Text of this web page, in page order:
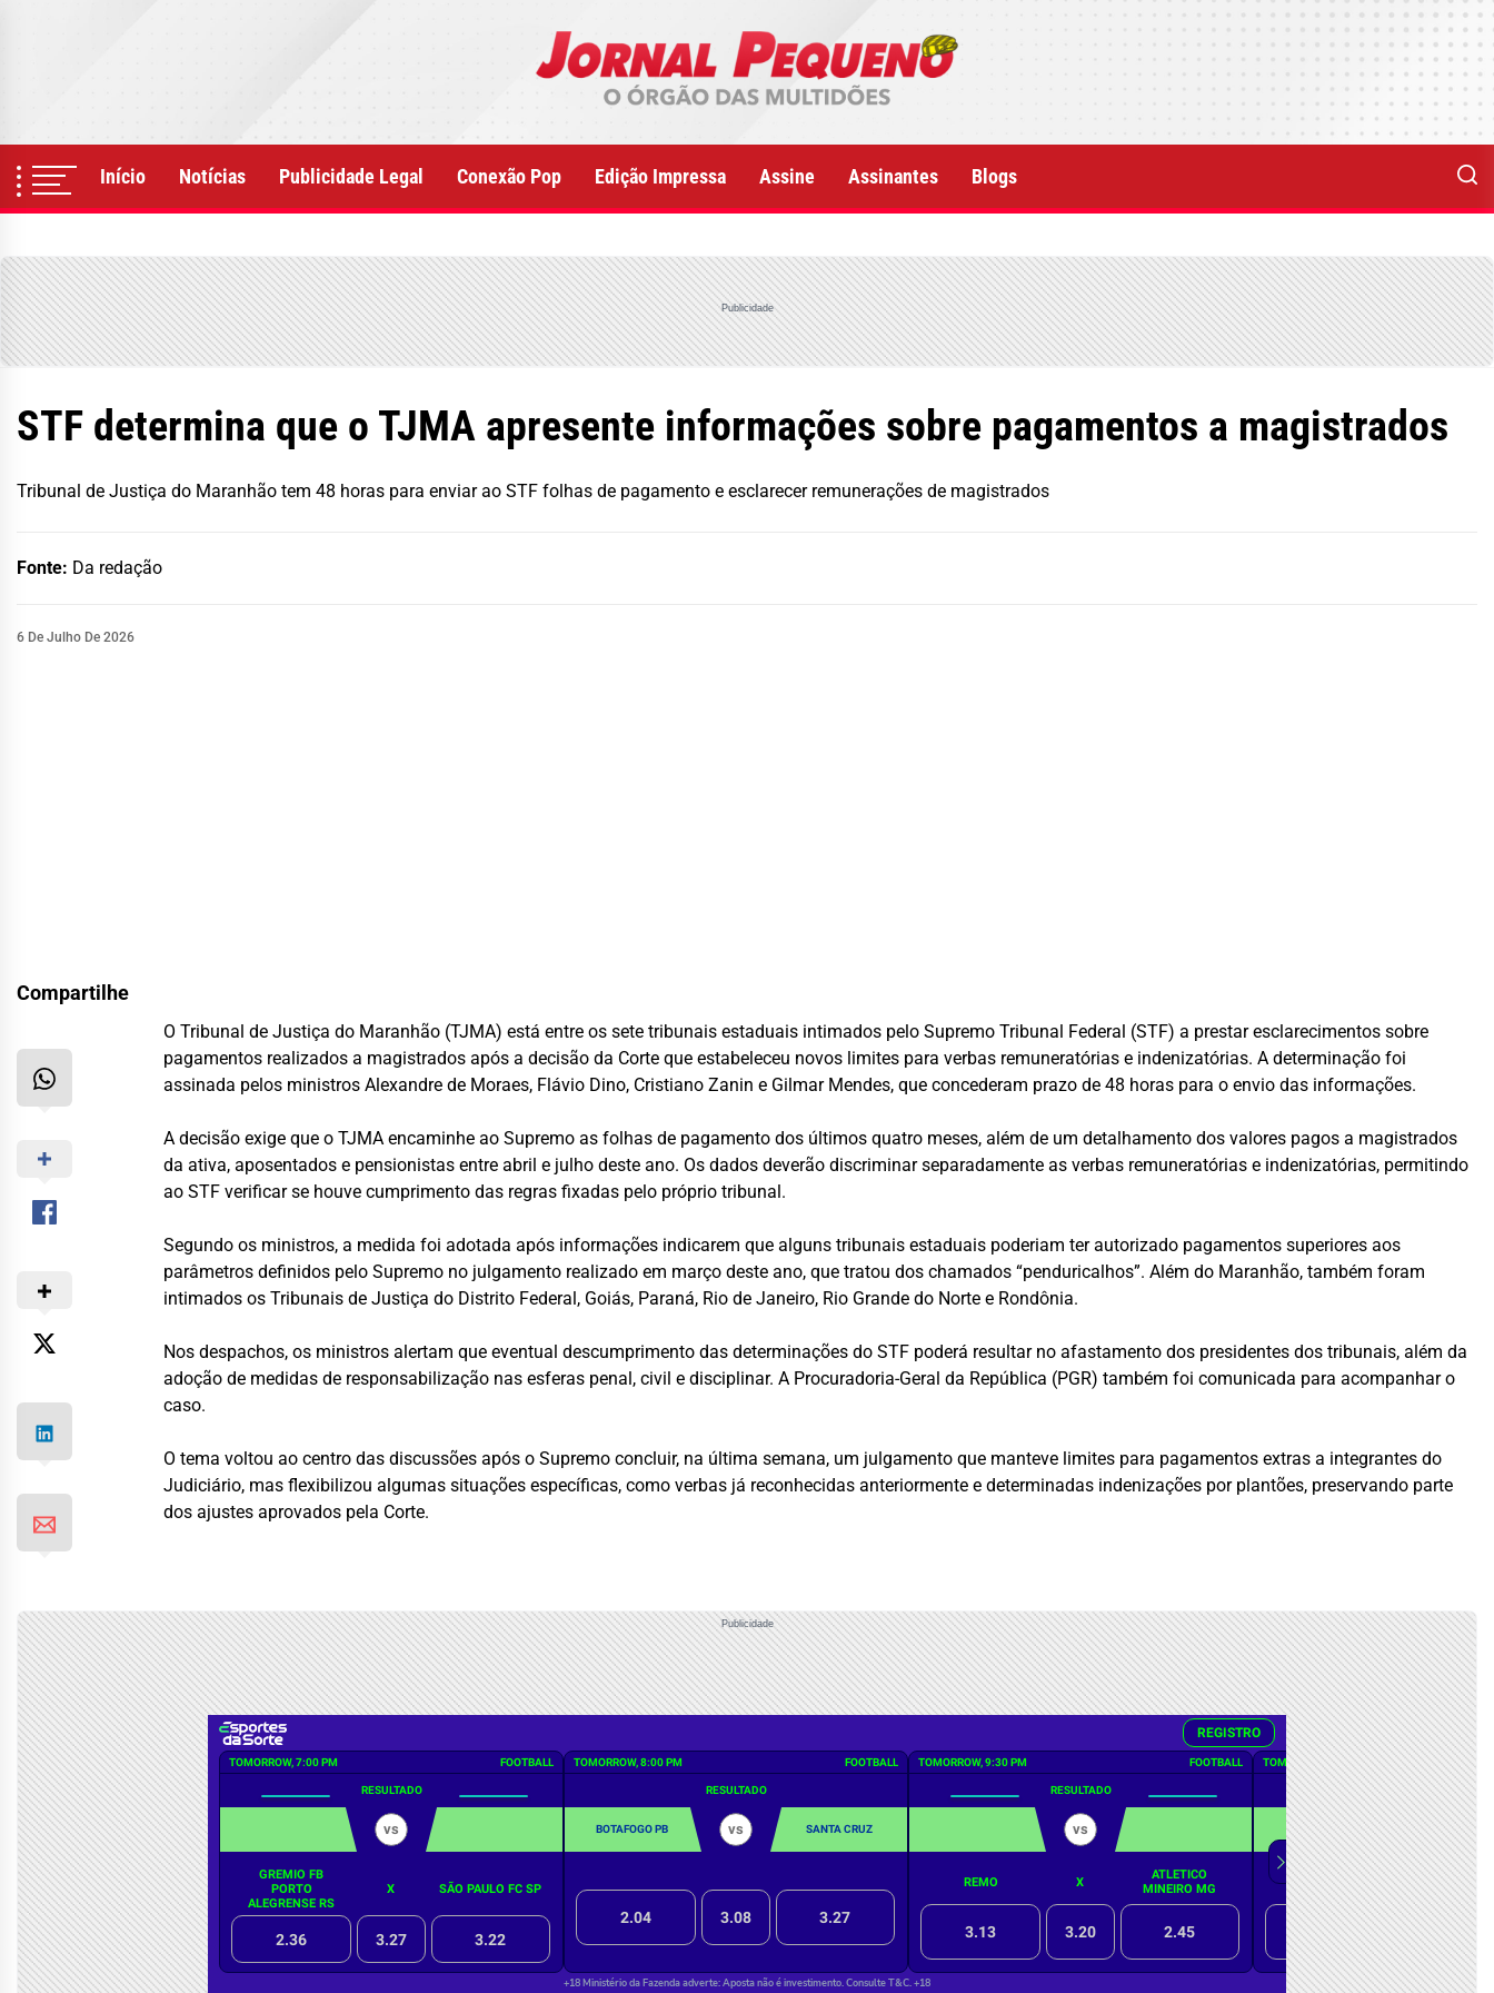
Início Notícias Publicidade Legal Conexão Pop Edição Impressa Assine Assinantes Blogs
Publicidade
STF determina que o TJMA apresente informações sobre pagamentos a magistrados
Tribunal de Justiça do Maranhão tem 48 horas para enviar ao STF folhas de pagamento e esclarecer remunerações de magistrados
Fonte: Da redação
6 De Julho De 2026
Compartilhe
O Tribunal de Justiça do Maranhão (TJMA) está entre os sete tribunais estaduais intimados pelo Supremo Tribunal Federal (STF) a prestar esclarecimentos sobre
pagamentos realizados a magistrados após a decisão da Corte que estabeleceu novos limites para verbas remuneratórias e indenizatórias. A determinação foi
assinada pelos ministros Alexandre de Moraes, Flávio Dino, Cristiano Zanin e Gilmar Mendes, que concederam prazo de 48 horas para o envio das informações.
A decisão exige que o TJMA encaminhe ao Supremo as folhas de pagamento dos últimos quatro meses, além de um detalhamento dos valores pagos a magistrados
da ativa, aposentados e pensionistas entre abril e julho deste ano. Os dados deverão discriminar separadamente as verbas remuneratórias e indenizatórias, permitindo
ao STF verificar se houve cumprimento das regras fixadas pelo próprio tribunal.
Segundo os ministros, a medida foi adotada após informações indicarem que alguns tribunais estaduais poderiam ter autorizado pagamentos superiores aos
parâmetros definidos pelo Supremo no julgamento realizado em março deste ano, que tratou dos chamados “penduricalhos”. Além do Maranhão, também foram
intimados os Tribunais de Justiça do Distrito Federal, Goiás, Paraná, Rio de Janeiro, Rio Grande do Norte e Rondônia.
Nos despachos, os ministros alertam que eventual descumprimento das determinações do STF poderá resultar no afastamento dos presidentes dos tribunais, além da
adoção de medidas de responsabilização nas esferas penal, civil e disciplinar. A Procuradoria-Geral da República (PGR) também foi comunicada para acompanhar o
caso.
O tema voltou ao centro das discussões após o Supremo concluir, na última semana, um julgamento que manteve limites para pagamentos extras a integrantes do
Judiciário, mas flexibilizou algumas situações específicas, como verbas já reconhecidas anteriormente e determinadas indenizações por plantões, preservando parte
dos ajustes aprovados pela Corte.
Publicidade